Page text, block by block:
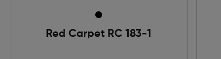
Red Carpet RC 183-1